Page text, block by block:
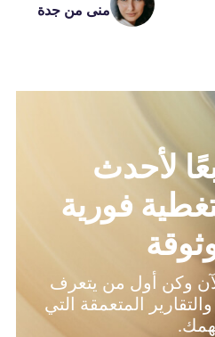
منى من جدة
لأحدث
فورية
وكن أول من يتعرف
المتعمقة التي